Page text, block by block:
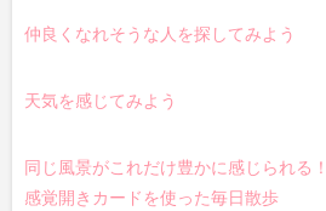
仲良くなれそうな人を探してみよう
天気を感じてみよう
同じ風景がこれだけ豊かに感じられる
感覚開きカードを使った毎日散歩